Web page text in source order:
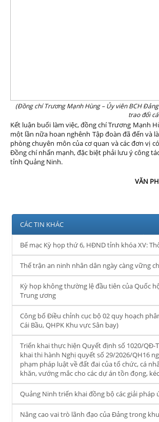
(Đồng chí Trương Mạnh Hùng – Ủy viên BCH
trao đổi
Kết luận buổi làm việc, đồng chí Trương Mạnh
một lần nữa hoan nghênh Tập đoàn đã đến và
phòng chuyên môn của cơ quan và các đơn vị
Đồng chí nhấn mạnh, đặc biệt phải lưu ý công
tỉnh Quảng Ninh.
VĂN
CÁC TIN KHÁC
Bế mạc Kỳ họp thứ 6, HĐND tỉnh khóa XV:
Thế trận an ninh nhân dân ngày càng vững
Kỳ họp không thường lệ đầu tiên của Quốc
Trung ương
Công bố Điều chỉnh cục bộ 02 quy hoạch
Cái Bầu, QHPK Khu vực Sân bay)
Triển khai thực hiện Quyết định số 1020/QĐ-
khai thi hành Nghị quyết số 29/2026/QH16
phạm pháp luật về đất đai của tổ chức, cá
khăn, vướng mắc cho các dự án tồn đọng,
Quảng Ninh triển khai đồng bộ các giải pháp
Nâng cao vai trò lãnh đạo của Đảng trong